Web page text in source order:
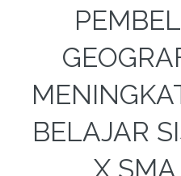
BELAJAR
X